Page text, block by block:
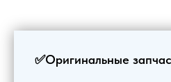
✅Оригинальные